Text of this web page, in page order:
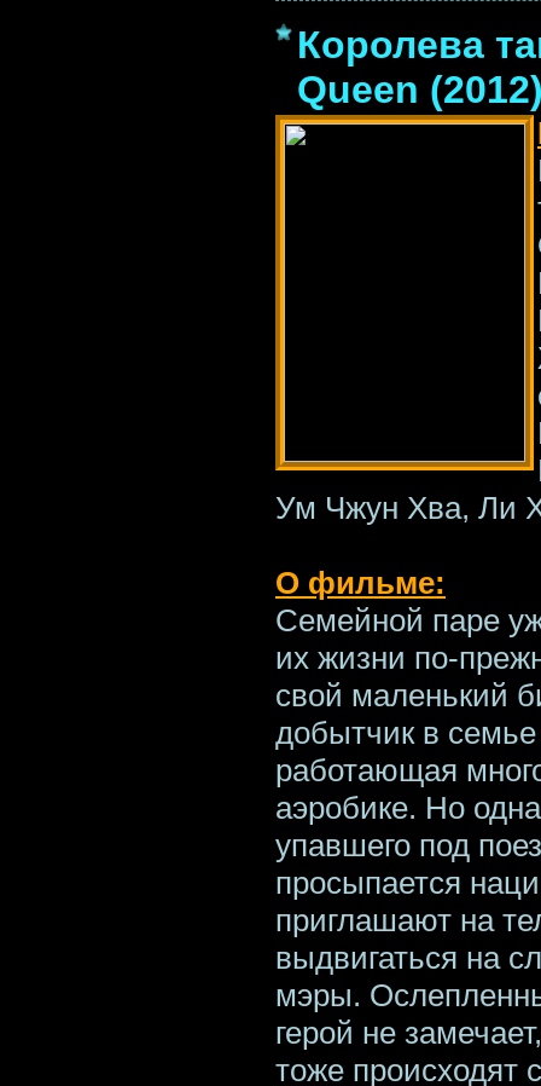
Королева
Queen
Ум Чжун Хва, Ли
О фильме:
Семейной паре
их жизни по-
свой маленький
добытчик в
работающая
аэробике. Но
упавшего под
просыпается
приглашают на
выдвигаться на
мэры.
герой не
тоже происходят